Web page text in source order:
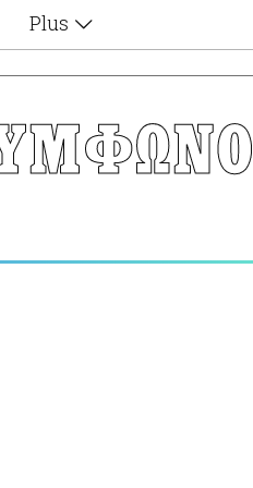
Plus
Αφιερώματα
Ζώδια
Απώλειες